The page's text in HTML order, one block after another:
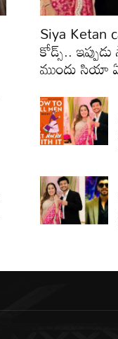
Siya Ketan
కోడ్స్..
ముందు సియా